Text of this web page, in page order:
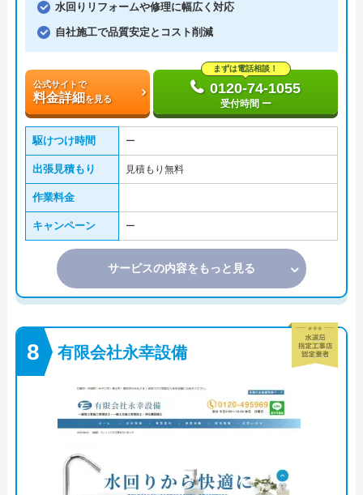
水回りリフォームや修理に幅広く対応
自社施工で品質安定とコスト削減
公式サイトで
料金詳細を見る
まずは電話相談！
0120-74-1055
受付時間 ー
駆けつけ時間 ー
出張見積もり 見積もり無料
作業料金
キャンペーン ー
サービスの内容をもっと見る
有限会社永幸設備